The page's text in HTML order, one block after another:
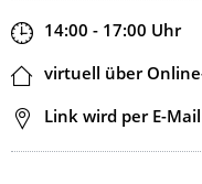
Zeit
14:00 - 17:00 Uhr
Ort
virtuell über
Adresse
Link wird per E-